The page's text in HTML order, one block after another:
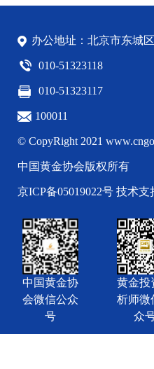
办公地址：北京市东城
010-51323118
010-51323117
100011
© CopyRight 2021
中国黄金协会版权所有
京ICP备05019022号技术支
中国黄金协
会微信公众
号
黄金投
析师微
众